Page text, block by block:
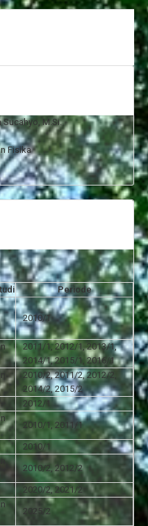
Sucahyo, M.Si.
Fisika
Periode
2010/1
2011/1, 2012/1, 2013/1,
2014/1, 2015/1, 2016/1
2010/2, 2011/2, 2012/2,
2014/2, 2015/2
2012/1
2010/1, 2011/1
2010/1
2010/2, 2012/2
2020/2, 2021/2
2025/2